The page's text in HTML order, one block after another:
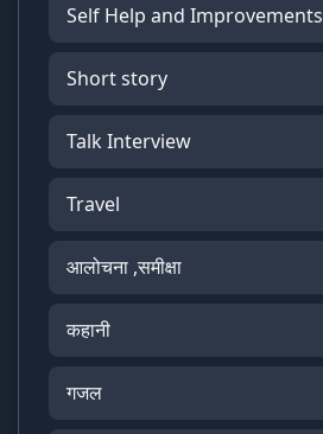
Self Help and Improvements
Short story
Talk Interview
Travel
आलोचना ,समीक्षा
कहानी
गजल